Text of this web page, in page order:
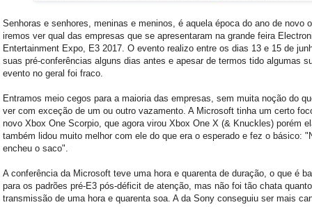
Senhoras e senhores, meninas e meninos, é aquela época do ano de novo
iremos ver qual das empresas que se apresentaram na grande feira
Entertainment Expo, E3 2017. O evento realizo entre os dias 13 e 15 de
suas pré-conferências alguns dias antes e apesar de termos tido algumas
evento no geral foi fraco.
Entramos meio cegos para a maioria das empresas, sem muita noção do
ver com exceção de um ou outro vazamento. A Microsoft tinha um certo
novo Xbox One Scorpio, que agora virou Xbox One X (& Knuckles) porém
também lidou muito melhor com ele do que era o esperado e fez o básico:
encheu o saco".
A conferência da Microsoft teve uma hora e quarenta de duração, o que é
para os padrões pré-E3 pós-déficit de atenção, mas não foi tão chata
transmissão de uma hora e quarenta soa. A da Sony conseguiu ser mais